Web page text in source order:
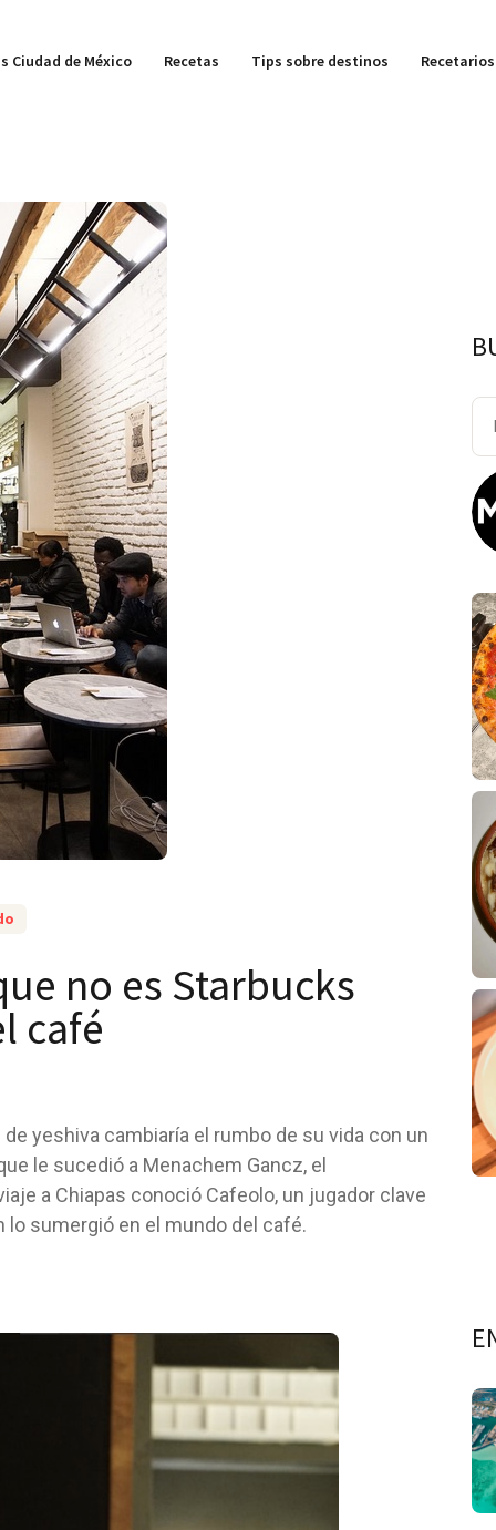
Ciudad de México Recetas Tips sobre destinos Recetarios
no es Starbucks
café
yeshiva cambiaría el rumbo de su vida con un
le sucedió a Menachem Gancz, el
a Chiapas conoció Cafeolo, un jugador clave
lo sumergió en el mundo del café.